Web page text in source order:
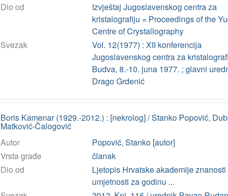
Dio od
Izvještaj Jugoslavenskog centra za
kristalografiju = Proceedings of the
Centre of Crystallography
Svezak
Vol. 12(1977) : XII konferencija
Jugoslavenskog centra za
Budva, 8.-10. juna 1977. ; glavni
Drago Grdenić
Boris Kamenar (1929.-2012.) : [nekrolog] / Stanko Popović,
Matković-Čalogović
Autor
Popović, Stanko [autor]
Vrsta građe
članak
Dio od
Ljetopis Hrvatske akademije znanosti
umjetnosti za godinu ...